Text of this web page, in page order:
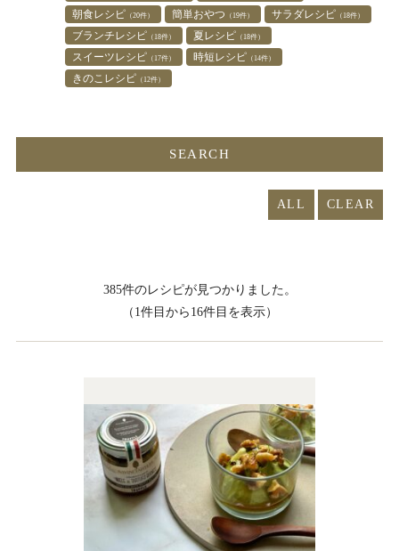
朝食レシピ （20件） 簡単おやつ （19件） サラダレシピ （18件）
ブランチレシピ （18件） 夏レシピ （18件）
スイーツレシピ （17件） 時短レシピ （14件）
きのこレシピ （12件）
ALL
385件のレシピが見つかりました。
（1件目から16件目を表示）